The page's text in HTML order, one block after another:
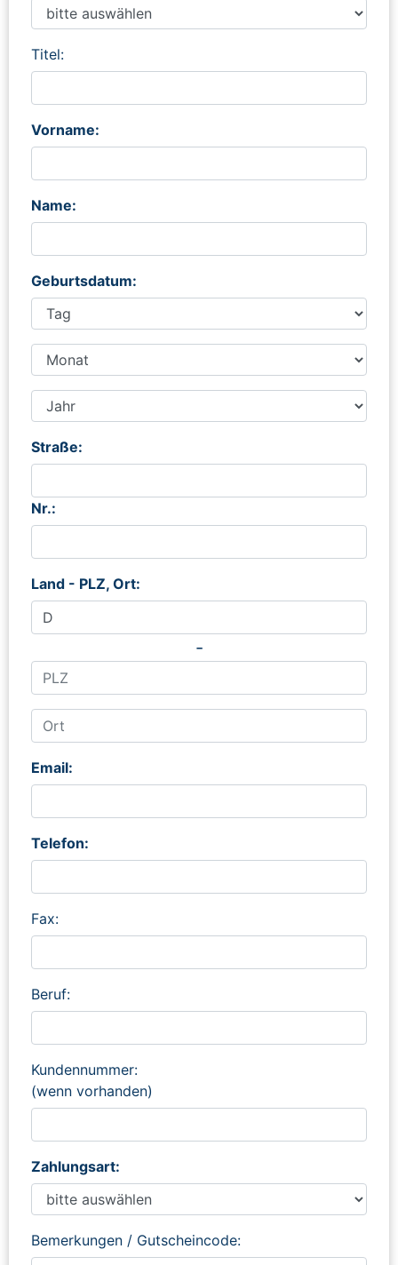
Titel:
Vorname:
Name:
Geburtsdatum:
Straße:
Nr.:
Land - PLZ, Ort:
-
Email:
Telefon:
Fax:
Beruf:
Kundennummer:
(wenn vorhanden)
Zahlungsart:
Bemerkungen / Gutscheincode: